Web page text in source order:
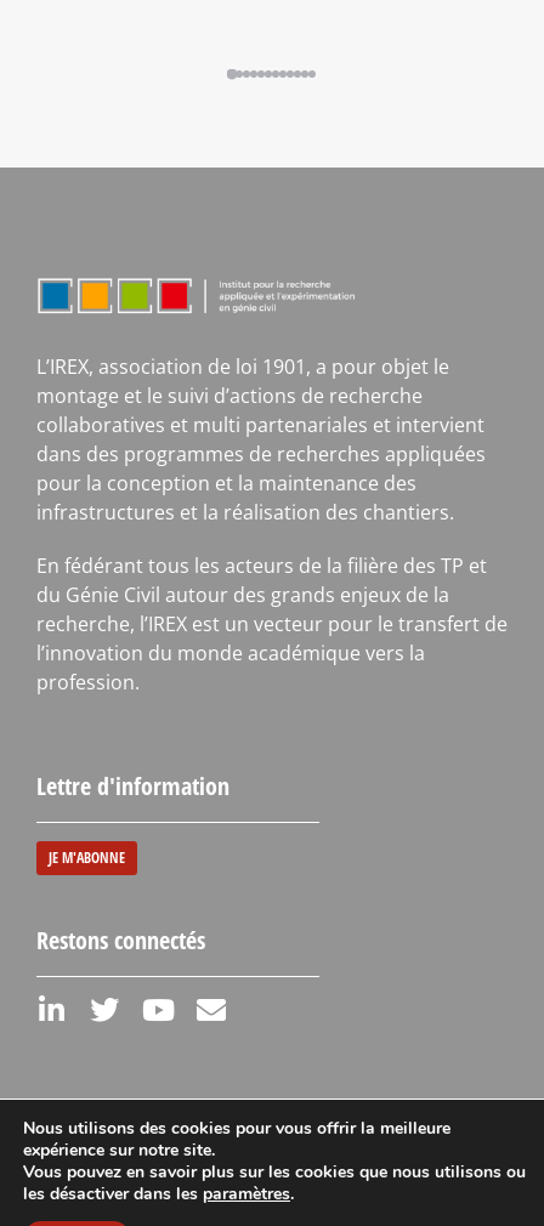
L’IREX, association de loi 1901, a pour objet le
montage et le suivi d’actions de recherche
collaboratives et multi partenariales et intervient
dans des programmes de recherches appliquées
pour la conception et la maintenance des
infrastructures et la réalisation des chantiers.
En fédérant tous les acteurs de la filière des TP et
du Génie Civil autour des grands enjeux de la
recherche, l’IREX est un vecteur pour le transfert de
l’innovation du monde académique vers la
profession.
Lettre d'information
JE M'ABONNE
Restons connectés
Mentions légales
Nous utilisons des cookies pour vous offrir la meilleure
expérience sur notre site.
Vous pouvez en savoir plus sur les cookies que nous utilisons ou
les désactiver dans les paramètres.